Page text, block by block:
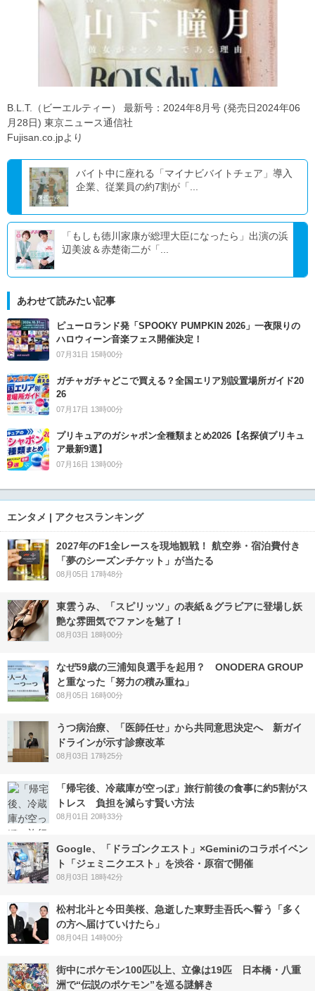
B.L.T.（ビーエルティー） 最新号：2024年8月号 (発売日2024年06
月28日) 東京ニュース通信社
Fujisan.co.jpより
バイト中に座れる「マイナビバイトチェア」導入
企業、従業員の約7割が「...
「もしも徳川家康が総理大臣になったら」出演の浜
辺美波＆赤楚衛二が「...
あわせて読みたい記事
ピューロランド発「SPOOKY PUMPKIN 2026」一夜限りの
ハロウィーン音楽フェス開催決定！
07月31日 15時00分
ガチャガチャどこで買える？全国エリア別設置場所ガイド20
26
07月17日 13時00分
プリキュアのガシャポン全種類まとめ2026【名探偵プリキュ
ア最新9選】
07月16日 13時00分
エンタメ | アクセスランキング
2027年のF1全レースを現地観戦！ 航空券・宿泊費付き
「夢のシーズンチケット」が当たる
08月05日 17時48分
東雲うみ、「スピリッツ」の表紙＆グラビアに登場し妖
艶な雰囲気でファンを魅了！
08月03日 18時00分
なぜ59歳の三浦知良選手を起用？ ONODERA GROUP
と重なった「努力の積み重ね」
08月05日 16時00分
うつ病治療、「医師任せ」から共同意思決定へ 新ガイ
ドラインが示す診療改革
08月03日 17時25分
「帰宅後、冷蔵庫が空っぽ」旅行前後の食事に約5割がス
トレス 負担を減らす賢い方法
08月01日 20時33分
Google、「ドラゴンクエスト」×Geminiのコラボイベン
ト「ジェミニクエスト」を渋谷・原宿で開催
08月03日 18時42分
松村北斗と今田美桜、急逝した東野圭吾氏へ誓う「多く
の方へ届けていけたら」
08月04日 14時00分
街中にポケモン100匹以上、立像は19匹 日本橋・八重
洲で“伝説のポケモン”を巡る謎解き